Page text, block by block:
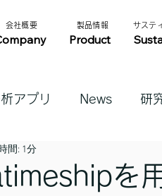
Product
​製品情報​​
​会社概要​​ サステ
アプリ News 研
を
間: 1分